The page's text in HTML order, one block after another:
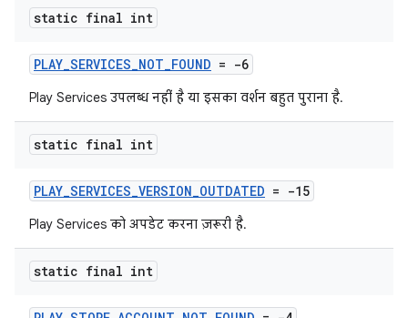
static final int
PLAY_SERVICES_NOT_FOUND = -6
Play Services उपलब्ध नहीं है या इसका वर्शन बहुत पुराना है.
static final int
PLAY_SERVICES_VERSION_OUTDATED = -15
Play Services को अपडेट करना ज़रूरी है.
static final int